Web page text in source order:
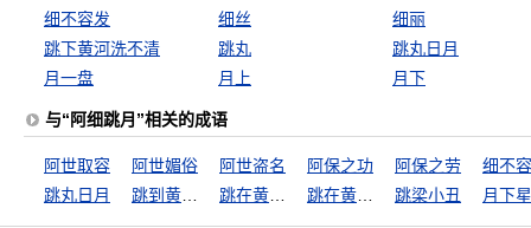
细不容发
细丝
细丽
跳下黄河洗不清
跳丸
跳丸日月
月一盘
月上 月下
与“阿细跳月”相关的成语
阿世取容 阿世媚俗 阿世盗名 阿保之功 阿保之劳
细不
跳丸日月
跳梁小丑 月下